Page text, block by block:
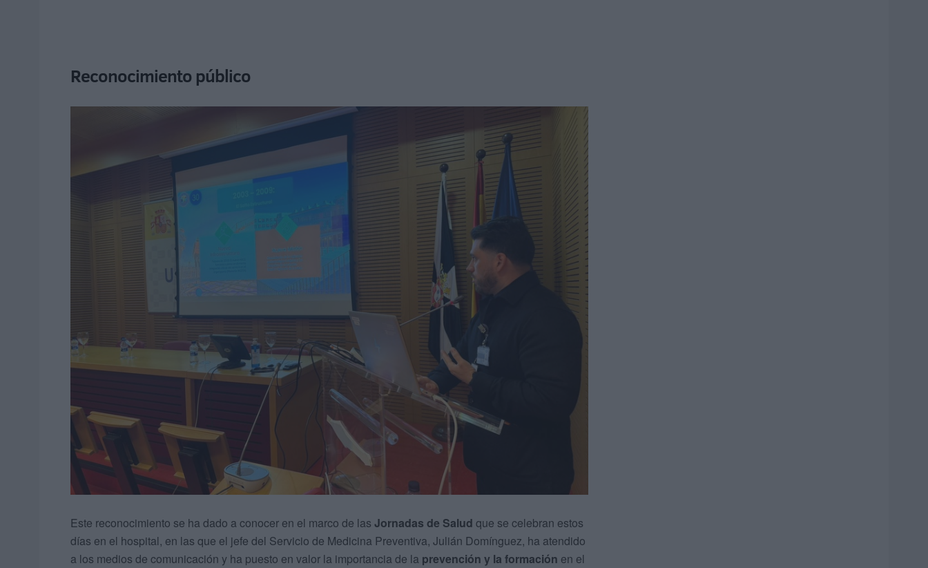
Reconocimiento público
Este reconocimiento se ha dado a conocer en el marco de las Jornadas de Salud que se celebran estos
días en el hospital, en las que el jefe del Servicio de Medicina Preventiva, Julián Domínguez, ha atendido
a los medios de comunicación y ha puesto en valor la importancia de la prevención y la formación en el